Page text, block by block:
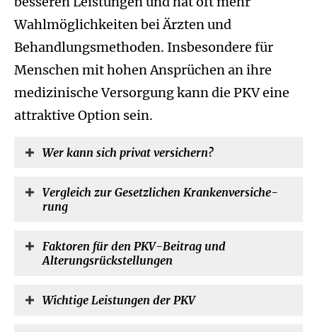
Wahlmöglichkeiten bei Ärzten und
Behandlungsmethoden. Insbesondere für
Menschen mit hohen Ansprüchen an ihre
medizinische Versorgung kann die PKV eine
attraktive Option sein.
Wer kann sich privat ver­sichern?
Vergleich zur Gesetzlichen Kranken­ver­si­che­
rung
Faktoren für den PKV-Beitrag und
Alterungsrückstellungen
Wichtige Leistungen der PKV